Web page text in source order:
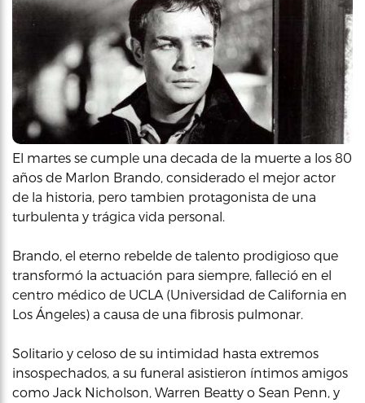
El martes se cumple una decada de la muerte a los 80
años de Marlon Brando, considerado el mejor actor
de la historia, pero tambien protagonista de una
turbulenta y trágica vida personal.
Brando, el eterno rebelde de talento prodigioso que
transformó la actuación para siempre, falleció en el
centro médico de UCLA (Universidad de California en
Los Ángeles) a causa de una fibrosis pulmonar.
Solitario y celoso de su intimidad hasta extremos
insospechados, a su funeral asistieron íntimos amigos
como Jack Nicholson, Warren Beatty o Sean Penn, y